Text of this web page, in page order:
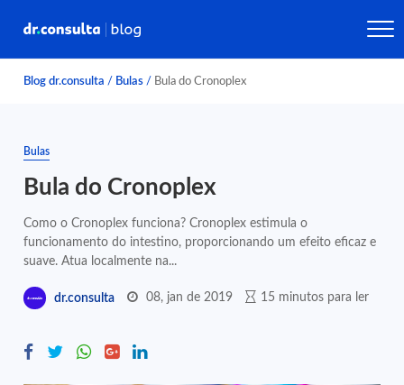
Blog dr.consulta / Bulas / Bula do Cronoplex
Bulas
Bula do Cronoplex
Como o Cronoplex funciona? Cronoplex estimula o
funcionamento do intestino, proporcionando um efeito eficaz e
suave. Atua localmente na...
dr.consulta 08, jan de 2019 15 minutos para ler